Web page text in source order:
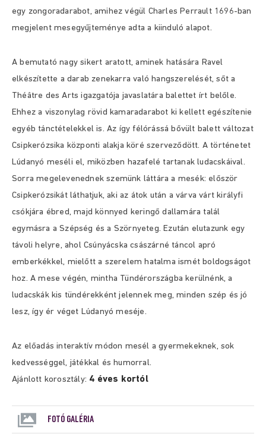
egy zongoradarabot, amihez végül Charles Perrault 1696-ban
megjelent mesegyűjteménye adta a kiinduló alapot.
A bemutató nagy sikert aratott, aminek hatására Ravel
elkészítette a darab zenekarra való hangszerelését, sőt a
Théâtre des Arts igazgatója javaslatára balettet írt belőle.
Ehhez a viszonylag rövid kamaradarabot ki kellett egészítenie
egyéb tánctételekkel is. Az így félórássá bővült balett változat
Csipkerózsika központi alakja köré szerveződött. A történetet
Lúdanyó meséli el, miközben hazafelé tartanak ludacskáival.
Sorra megelevenednek szemünk láttára a mesék: először
Csipkerózsikát láthatjuk, aki az átok után a várva várt királyfi
csókjára ébred, majd könnyed keringő dallamára talál
egymásra a Szépség és a Szörnyeteg. Ezután elutazunk egy
távoli helyre, ahol Csúnyácska császárné táncol apró
emberkékkel, mielőtt a szerelem hatalma ismét boldogságot
hoz. A mese végén, mintha Tündérországba kerülnénk, a
ludacskák kis tündérekként jelennek meg, minden szép és jó
lesz, így ér véget Lúdanyó meséje.
Az előadás interaktív módon mesél a gyermekeknek, sok
kedvességgel, játékkal és humorral.
Ajánlott korosztály: 4 éves kortól
FOTÓ GALÉRIA